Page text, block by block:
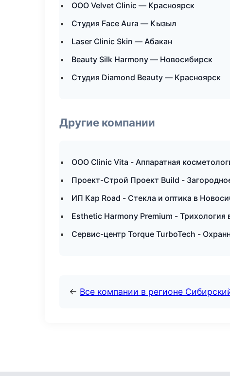
ООО Velvet Clinic — Красноярск
Студия Face Aura — Кызыл
Laser Clinic Skin — Абакан
Beauty Silk Harmony — Новосибирск
Студия Diamond Beauty — Красноярск
Другие компании
ООО Clinic Vita - Аппаратная
Проект-Строй Проект Build -
ИП Кар Road - Стекла и оптика в
Esthetic Harmony Premium - Трихология
Сервис-центр Torque TurboTech -
← Все компании в регионе